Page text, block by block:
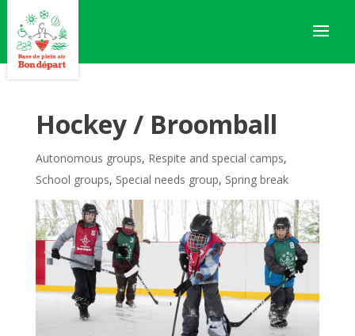
Hockey / Broomball
Autonomous groups, Respite and special camps,
School groups, Special needs group, Spring break